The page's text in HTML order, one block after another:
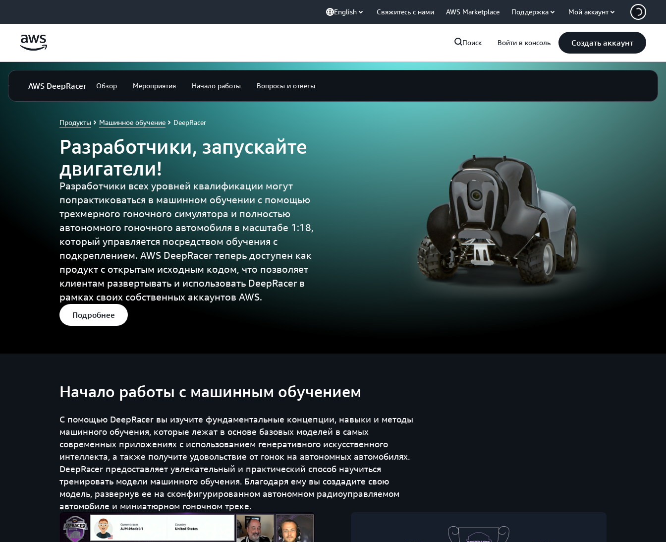
English Свяжитесь с нами AWS Marketplace Поддержка Мой аккаунт
Поиск Войти в консоль Создать аккаунт
AWS DeepRacer Обзор Мероприятия Начало работы Вопросы и ответы
Продукты Машинное обучение DeepRacer
Разработчики, запускайте
двигатели!
Разработчики всех уровней квалификации могут
попрактиковаться в машинном обучении с помощью
трехмерного гоночного симулятора и полностью
автономного гоночного автомобиля в масштабе 1:18,
который управляется посредством обучения с
подкреплением. AWS DeepRacer теперь доступен как
продукт с открытым исходным кодом, что позволяет
клиентам развертывать и использовать DeepRacer в
рамках своих собственных аккаунтов AWS.
Подробнее
Начало работы с машинным обучением
С помощью DeepRacer вы изучите фундаментальные концепции, навыки и методы
машинного обучения, которые лежат в основе базовых моделей в самых
современных приложениях с использованием генеративного искусственного
интеллекта, а также получите удовольствие от гонок на автономных автомобилях.
DeepRacer предоставляет увлекательный и практический способ научиться
тренировать модели машинного обучения. Благодаря ему вы создадите свою
модель, развернув ее на сконфигурированном автономном радиоуправляемом
автомобиле и миниатюрном гоночном треке.